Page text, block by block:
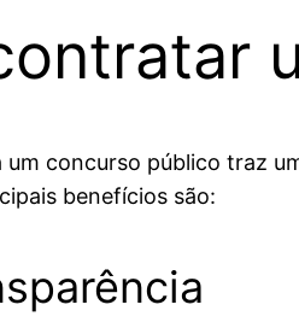
concurso público traz
benefícios são: